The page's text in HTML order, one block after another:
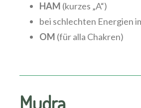
HAM (kurzes „A“)
bei schlechten Energien
OM (für alla Chakren)
Mudra